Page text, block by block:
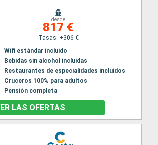
desde
817 €
Tasas: +306 €
Wifi estándar incluido
Bebidas sin alcohol incluidas
Restaurantes de especialidades incluidos
Cruceros 100% para adultos
Pensión completa
LAS OFERTAS